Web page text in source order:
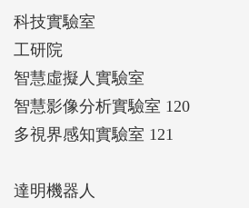
科技實驗室
工研院
智慧虛擬人實驗室
智慧影像分析實驗室 120
多視界感知實驗室 121
達明機器人